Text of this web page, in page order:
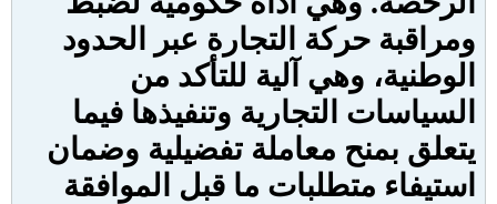
ومراقبة حركة التجارة عبر الحدود
الوطنية، وهي آلية للتأكد من
السياسات التجارية وتنفيذها فيما
يتعلق بمنح معاملة تفضيلية وضمان
استيفاء متطلبات ما قبل الموافقة